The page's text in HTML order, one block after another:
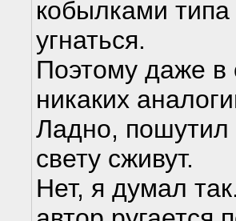
кобылками
угнаться.
Поэтому даже в
никаких
Ладно, пошутил
свету сживут.
Нет, я думал